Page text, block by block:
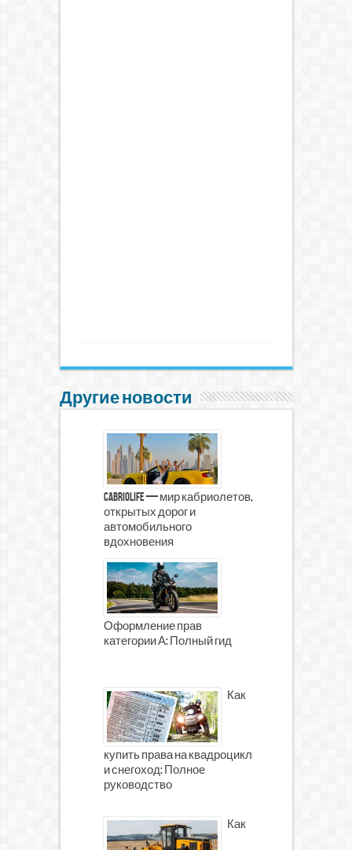
Другие новости
CabrioLife — мир кабриолетов,
открытых дорог и
автомобильного
вдохновения
Оформление прав
категории А: Полный гид
Как
купить права на квадроцикл
и снегоход: Полное
руководство
Как